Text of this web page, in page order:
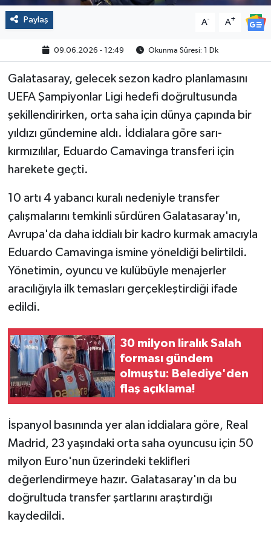
Paylaş A- A+
09.06.2026 - 12:49 Okunma Süresi: 1 Dk
Galatasaray, gelecek sezon kadro planlamasını
UEFA Şampiyonlar Ligi hedefi doğrultusunda
şekillendirirken, orta saha için dünya çapında bir
yıldızı gündemine aldı. İddialara göre sarı-
kırmızılılar, Eduardo Camavinga transferi için
harekete geçti.
10 artı 4 yabancı kuralı nedeniyle transfer
çalışmalarını temkinli sürdüren Galatasaray'ın,
Avrupa'da daha iddialı bir kadro kurmak amacıyla
Eduardo Camavinga ismine yöneldiği belirtildi.
Yönetimin, oyuncu ve kulübüyle menajerler
aracılığıyla ilk temasları gerçekleştirdiği ifade
edildi.
30 milyon liralık Salah
forması gündem
olmuştu: Belediye'den
flaş açıklama!
İspanyol basınında yer alan iddialara göre, Real
Madrid, 23 yaşındaki orta saha oyuncusu için 50
milyon Euro'nun üzerindeki teklifleri
değerlendirmeye hazır. Galatasaray'ın da bu
doğrultuda transfer şartlarını araştırdığı
kaydedildi.
Spor
Çalışma Hayatı
Kadın
Yurt
2024 Seçim Sonuçları